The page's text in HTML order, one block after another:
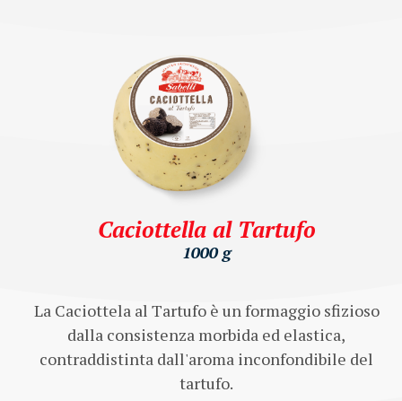
Caciottella al Tartufo
1000 g
La Caciottela al Tartufo è un formaggio sfizioso
dalla consistenza morbida ed elastica,
contraddistinta dall'aroma inconfondibile del
tartufo.